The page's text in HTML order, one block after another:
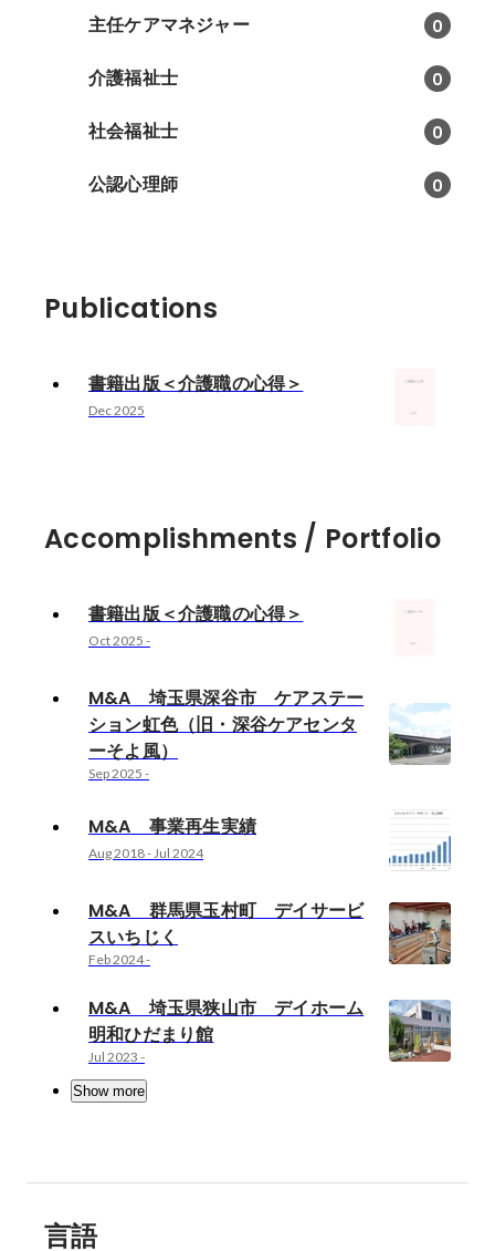
主任ケアマネジャー 0
介護福祉士 0
社会福祉士 0
公認心理師 0
Publications
書籍出版＜介護職の心得＞
Dec 2025
Accomplishments / Portfolio
書籍出版＜介護職の心得＞
Oct 2025 -
M&A 埼玉県深谷市 ケアステー
ション虹色（旧・深谷ケアセンタ
ーそよ風）
Sep 2025 -
M&A 事業再生実績
Aug 2018-Jul 2024
M&A 群馬県玉村町 デイサービ
スいちじく
Feb 2024-
M&A 埼玉県狭山市 デイホーム
明和ひだまり館
Jul 2023 -
Show more
言語